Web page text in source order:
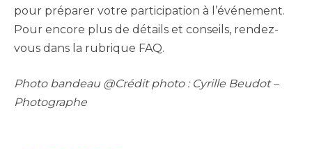
pour préparer votre participation à l’événement.
Pour encore plus de détails et conseils, rendez-
vous dans la rubrique FAQ.
Photo bandeau @Crédit photo : Cyrille Beudot –
Photographe